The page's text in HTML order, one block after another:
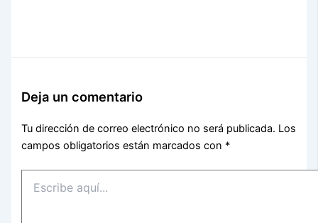
Deja un comentario
Tu dirección de correo electrónico no será publicada. Los
campos obligatorios están marcados con *
aquí...